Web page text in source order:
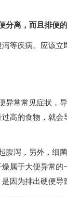
离，而且排便
等疾病。应该立
异常常见症状，
高的食物，就
腹泻，另外，细
属于大便异常
因为排出硬便导